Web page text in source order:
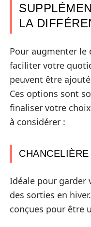
LA
Pour augmenter
faciliter votre
peuvent être
Ces options sont
finaliser votre
à considérer :
CHANCELIÈRE
Idéale pour garder
des sorties en
conçues pour être